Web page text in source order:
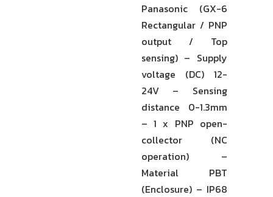
Panasonic (GX-6
Rectangular / PNP
output / Top
sensing) – Supply
voltage (DC) 12-
24V – Sensing
distance 0-1.3mm
– 1 x PNP open-
collector (NC
operation) –
Material PBT
(Enclosure) – IP68